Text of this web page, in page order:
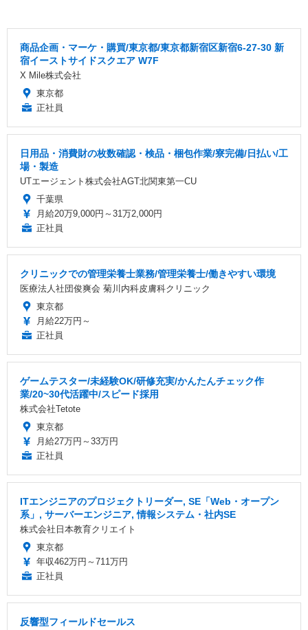
商品企画・マーケ・購買/東京都/東京都新宿区新宿6-27-30 新
宿イーストサイドスクエア W7F
X Mile株式会社
東京都
正社員
日用品・消費財の枚数確認・検品・梱包作業/寮完備/日払い/工
場・製造
UTエージェント株式会社AGT北関東第一CU
千葉県
月給20万9,000円～31万2,000円
正社員
クリニックでの管理栄養士業務/管理栄養士/働きやすい環境
医療法人社団俊爽会 菊川内科皮膚科クリニック
東京都
月給22万円～
正社員
ゲームテスター/未経験OK/研修充実/かんたんチェック作
業/20~30代活躍中/スピード採用
株式会社Tetote
東京都
月給27万円～33万円
正社員
ITエンジニアのプロジェクトリーダー, SE「Web・オープン
系」, サーバーエンジニア, 情報システム・社内SE
株式会社日本教育クリエイト
東京都
年収462万円～711万円
正社員
反響型フィールドセールス